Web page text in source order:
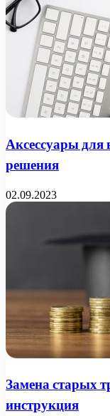
Аксессуары
решения
02.09.2023
Замена старых
инструкция